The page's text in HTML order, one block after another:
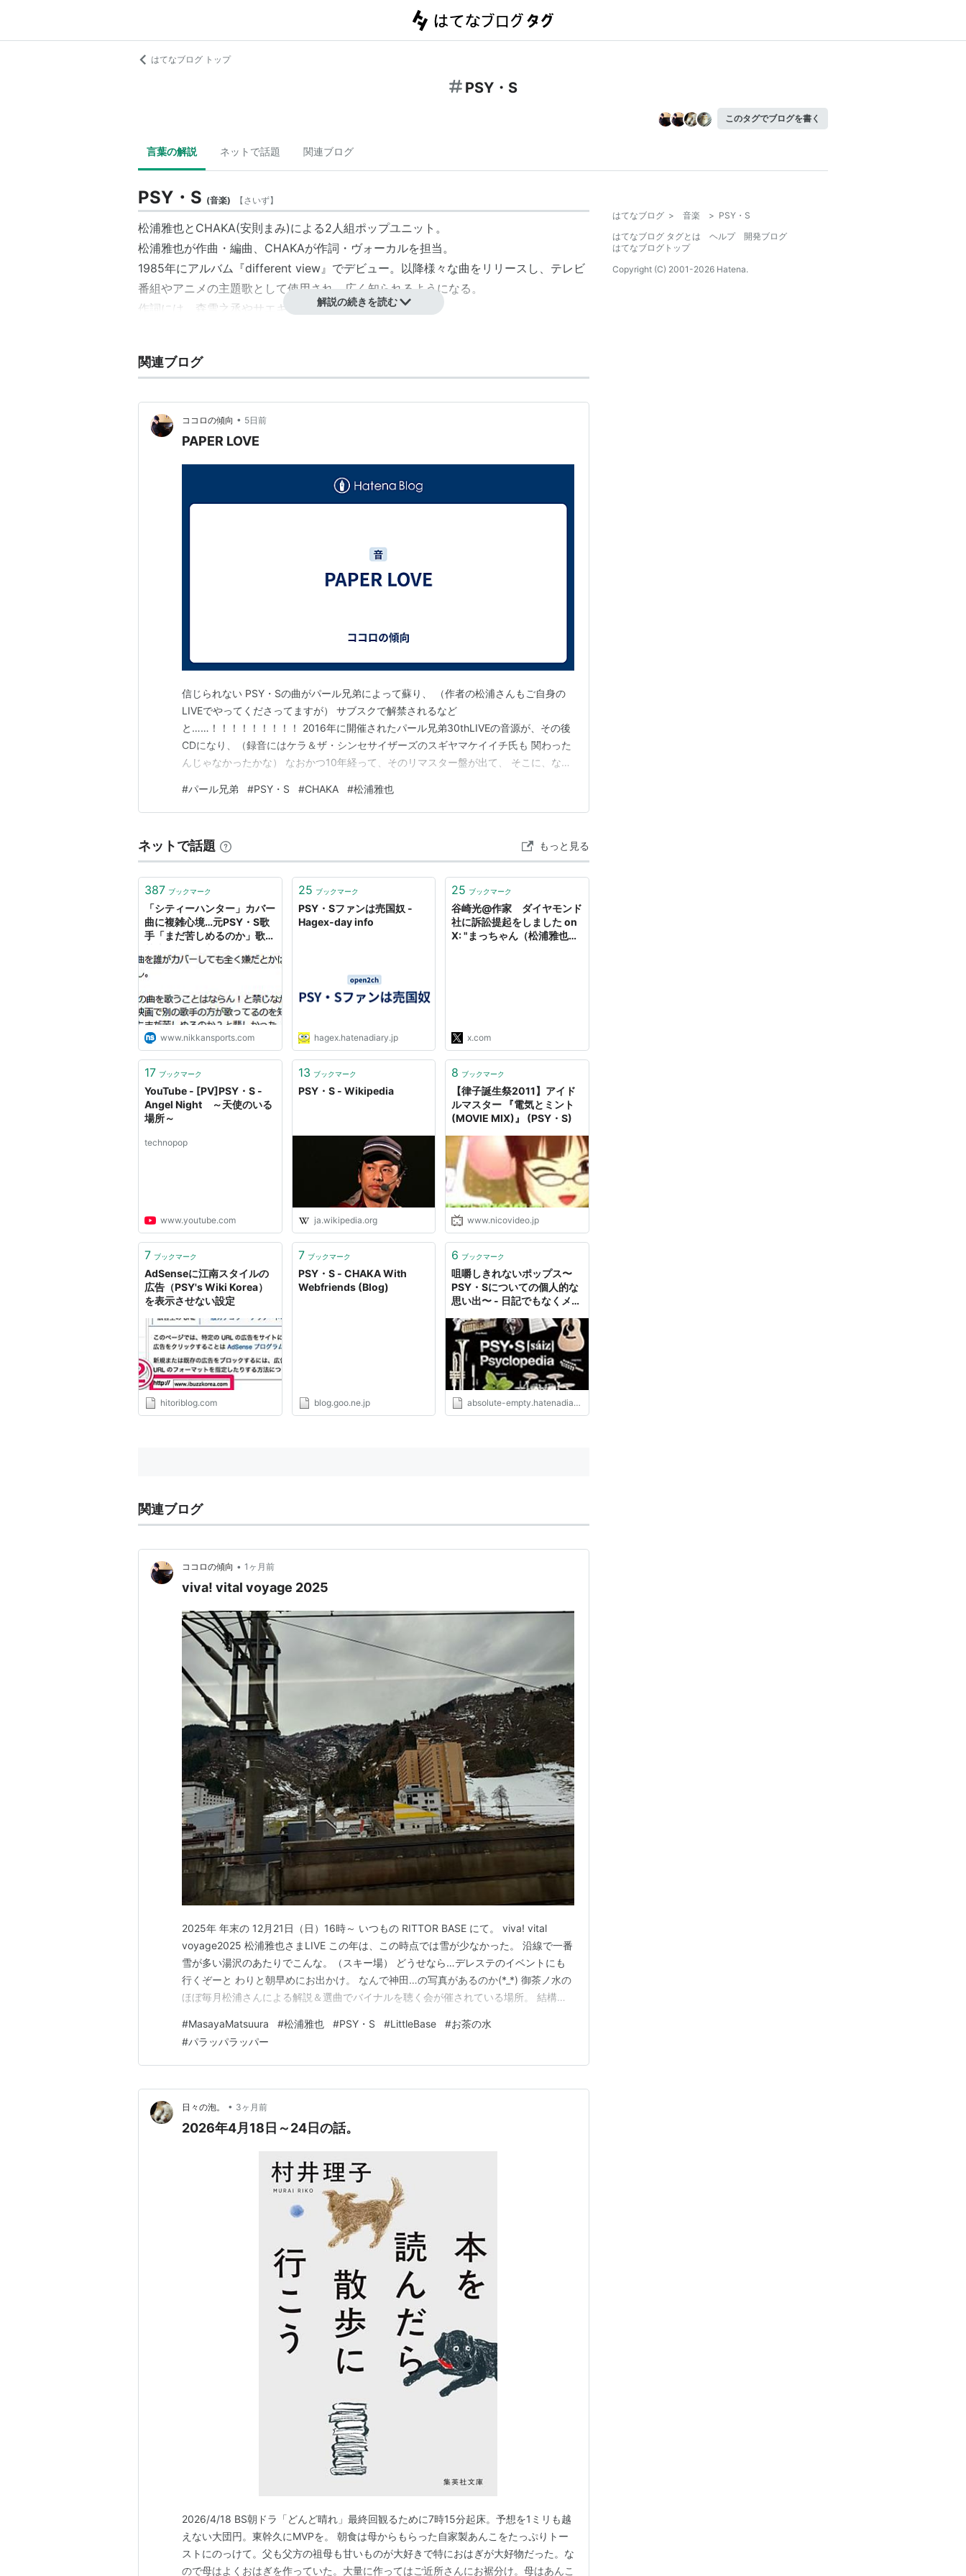
はてなブログ トップ
PSY・S
このタグでブログを書く
言葉の解説 ネットで話題 関連ブログ
PSY・S (音楽) 【さいず】
松浦雅也とCHAKA(安則まみ)による2人組ポップユニット。
松浦雅也が作曲・編曲、CHAKAが作詞・ヴォーカルを担当。
1985年にアルバム『different view』でデビュー。以降様々な曲をリリースし、テレビ
番組やアニメの主題歌として使用され、広く知られるようになる。
作詞には、森雪之丞やサエキけんぞうなども参加。
代表曲に「EARTH〜木の上の方舟〜」「Angel Night〜天使のいる場所〜」「遊びにき
主な作品
HOME MADE
TWO BRIDGES
BRAND-NEW MENU+
GOLDEN☆BEST/PSY・S[s iz]SINGLES+(シングルス・プラス)
パラッパラッパー、ビブリボンなどを手がける
解説の続きを読む
関連ブログ
ココロの傾向 • 5日前
PAPER LOVE
信じられない PSY・Sの曲がパール兄弟によって蘇り、 （作者の松浦さんもご自身の
LIVEでやってくださってますが） サブスクで解禁されるなど
と……！！！！！！！！！ 2016年に開催されたパール兄弟30thLIVEの音源が、その後
CDになり、（録音にはケラ＆ザ・シンセサイザーズのスギヤマケイイチ氏も 関わった
んじゃなかったかな） なおかつ10年経って、そのリマスター盤が出て、 そこに、なん
これは…奇跡！！！！！！！！ PAPER LOVE 大好き。 PSY・Sとの出会いの曲です。
NHK-FM『サウ…
#パール兄弟 #PSY・S #CHAKA #松浦雅也
ネットで話題 もっと見る
387 ブックマーク
「シティーハンター」カバー
曲に複雑心境…元PSY・S歌
手「まだ苦しめるのか」歌唱
ーツ
www.nikkansports.com
25 ブックマーク
PSY・Sファンは売国奴 -
Hagex-day info
hagex.hatenadiary.jp
25 ブックマーク
谷崎光@作家 ダイヤモンド
社に訴訟提起をしました on
X: "まっちゃん（松浦雅也
カバー曲に複雑心境…元
PSY・S歌手「まだ苦しめる
のか」歌唱禁止裏話も(日刊
スポーツ)
https://t.co/aoMBz6HrXt"
x.com
17 ブックマーク
YouTube - [PV]PSY・S -
Angel Night ～天使のいる
場所～
technopop
www.youtube.com
13 ブックマーク
PSY・S - Wikipedia
ja.wikipedia.org
8 ブックマーク
【律子誕生祭2011】アイド
ルマスター 『電気とミント
(MOVIE MIX)』 (PSY・S)
www.nicovideo.jp
7 ブックマーク
AdSenseに江南スタイルの
広告（PSY's Wiki Korea）
を表示させない設定
hitoriblog.com
7 ブックマーク
PSY・S - CHAKA With
Webfriends (Blog)
blog.goo.ne.jp
6 ブックマーク
咀嚼しきれないポップス〜
PSY・Sについての個人的な
思い出〜 - 日記でもなくメモ
absolute-empty.hatenadiary.org
関連ブログ
ココロの傾向 • 1ヶ月前
viva! vital voyage 2025
2025年 年末の 12月21日（日）16時～ いつもの RITTOR BASE にて。 viva! vital
voyage2025 松浦雅也さまLIVE この年は、この時点では雪が少なかった。 沿線で一番
雪が多い湯沢のあたりでこんな。（スキー場） どうせなら…デレステのイベントにも
行くぞーと わりと朝早めにお出かけ。 なんで神田…の写真があるのか(*_*) 御茶ノ水の
ほぼ毎月松浦さんによる解説＆選曲でバイナルを聴く会が催されている場所。 結構ギ
入れただけ良かった！！ 座席、段差があってありがたい！！ 一番後ろ…
#MasayaMatsuura #松浦雅也 #PSY・S #LittleBase #お茶の水
#パラッパラッパー
日々の泡。 • 3ヶ月前
2026年4月18日～24日の話。
2026/4/18 BS朝ドラ「どんど晴れ」最終回観るために7時15分起床。予想を1ミリも越
えない大団円。東幹久にMVPを。 朝食は母からもらった自家製あんこをたっぷりトー
ストにのっけて。父も父方の祖母も甘いものが大好きで特におはぎが大好物だった。な
ので母はよくおはぎを作っていた。大量に作ってはご近所さんにお裾分け。母はあんこ
はてなブログ > 音楽 > PSY・S
はてなブログ タグとは
ヘルプ
開発ブログ
はてなブログトップ
Copyright (C) 2001-2026 Hatena.